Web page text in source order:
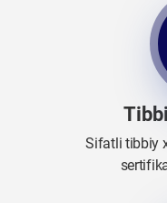
Sifatli tibbiy